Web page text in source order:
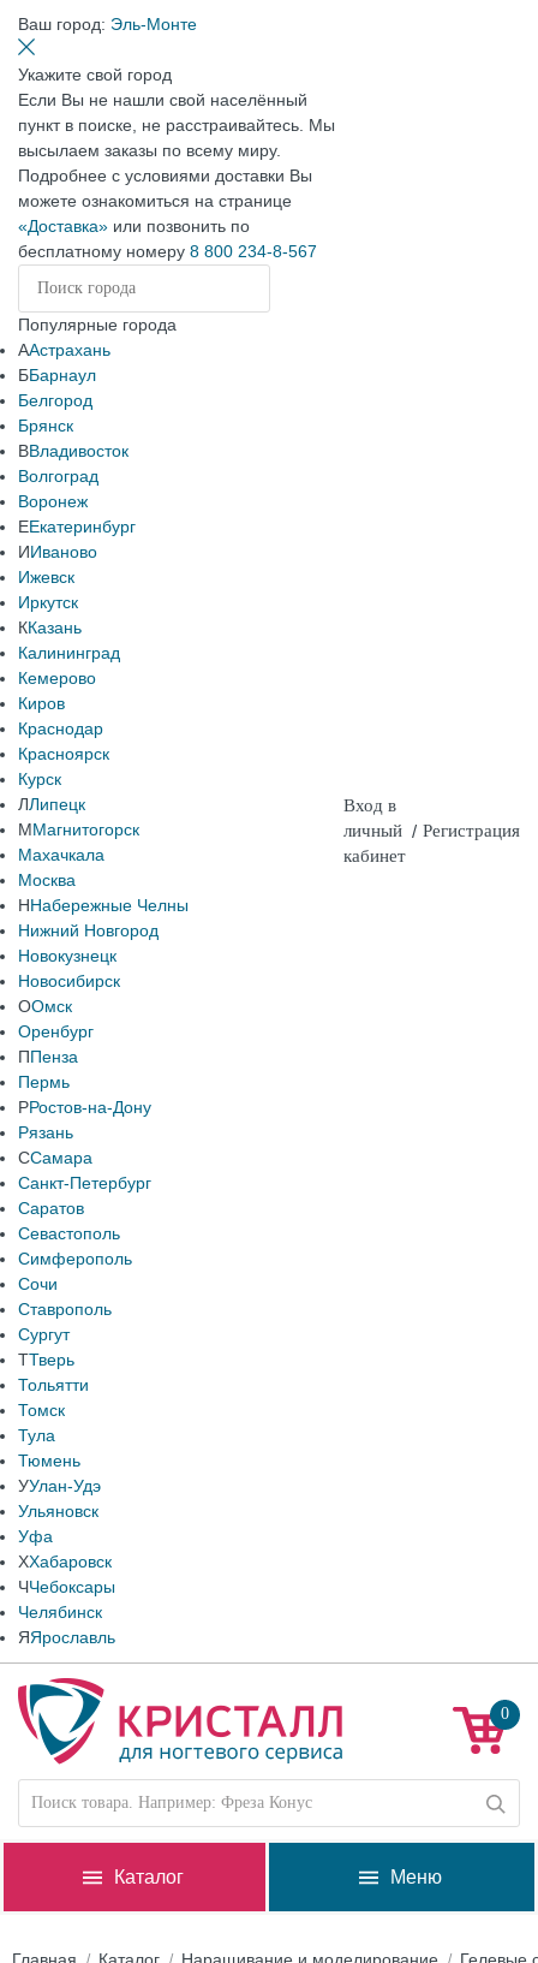
Ваш город: Эль-Монте
Укажите свой город
Если Вы не нашли свой населённый
пункт в поиске, не расстраивайтесь. Мы
высылаем заказы по всему миру.
Подробнее с условиями доставки Вы
можете ознакомиться на странице
«Доставка» или позвонить по
бесплатному номеру 8 800 234-8-567
Популярные города
ААстрахань
ББарнаул
Белгород
Брянск
ВВладивосток
Волгоград
Воронеж
ЕЕкатеринбург
ИИваново
Ижевск
Иркутск
ККазань
Калининград
Кемерово
Киров
Краснодар
Красноярск
Курск
ЛЛипецк
ММагнитогорск
Махачкала
Москва
ННабережные Челны
Нижний Новгород
Новокузнецк
Новосибирск
ООмск
Оренбург
ППенза
Пермь
РРостов-на-Дону
Рязань
ССамара
Санкт-Петербург
Саратов
Севастополь
Симферополь
Сочи
Ставрополь
Сургут
ТТверь
Тольятти
Томск
Тула
Тюмень
УУлан-Удэ
Ульяновск
Уфа
ХХабаровск
ЧЧебоксары
Челябинск
ЯЯрославль
Вход в
личный
кабинет
/ Регистрация
0
Каталог Меню